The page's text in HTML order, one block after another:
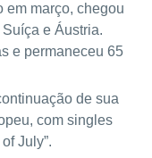
em março, chegou
e Áustria.
e permaneceu 65
de sua
com singles
July”.